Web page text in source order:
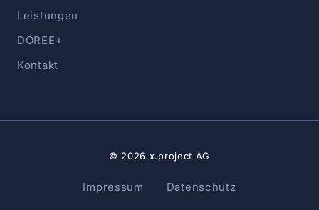
Leistungen
DOREE+
Kontakt
© 2026 x.project AG
Impressum Datenschutz